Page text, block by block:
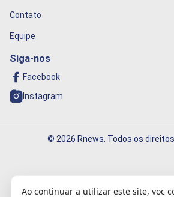
Contato
Equipe
Siga-nos
Facebook
Instagram
© 2026 Rnews. Todos os
Ao continuar a utilizar este site, voc